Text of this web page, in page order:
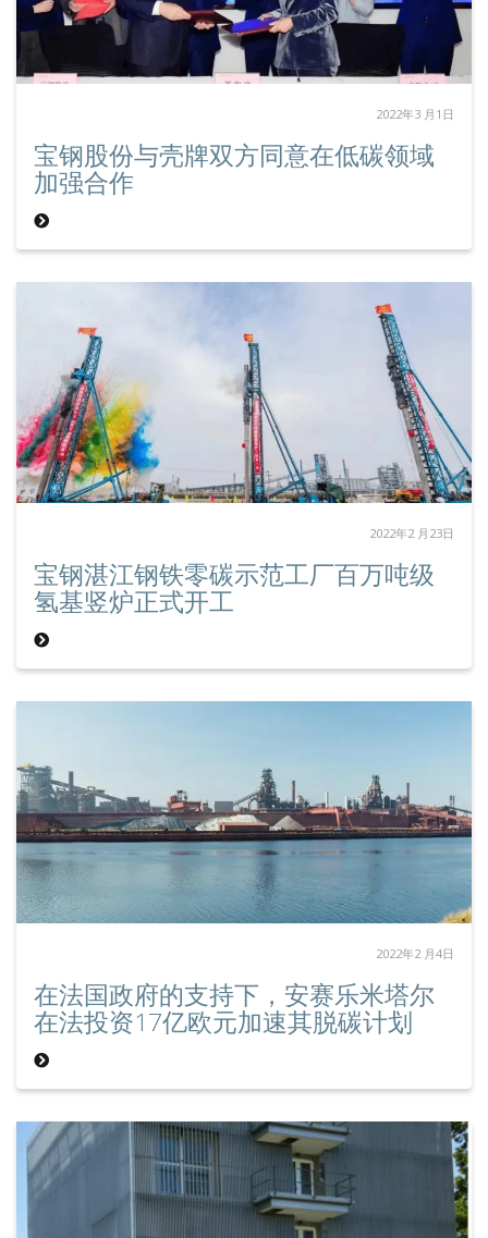
2022年3 月1日
宝钢股份与壳牌双方同意在低碳领域
加强合作
2022年2 月23日
宝钢湛江钢铁零碳示范工厂百万吨级
氢基竖炉正式开工
2022年2 月4日
在法国政府的支持下，安赛乐米塔尔
在法投资17亿欧元加速其脱碳计划